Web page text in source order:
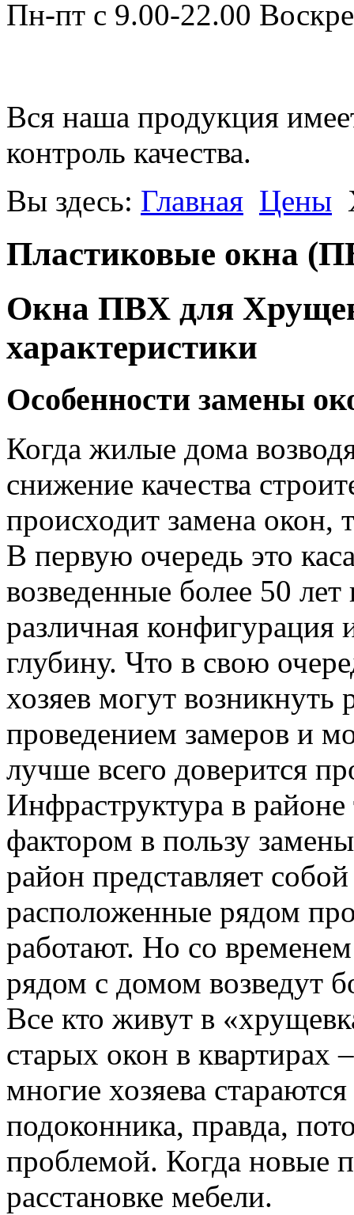
Пн-пт с 9.00-22.00
Вся наша продукция
контроль качества.
Вы здесь: Главная Цены
Пластиковые окна
Окна ПВХ для
характеристики
Особенности замены
Когда жилые дома
снижение качества
происходит замена окон,
В первую очередь это
возведенные более 50
различная
глубину. Что в свою
хозяев могут
проведением замеров и
лучше всего доверится
Инфраструктура в
фактором в пользу
район представляет
расположенные рядом
работают. Но со
рядом с домом возведут
Все кто живут в
старых окон в квартирах
многие хозяева
подоконника, правда,
проблемой. Когда новые
расстановке мебели.